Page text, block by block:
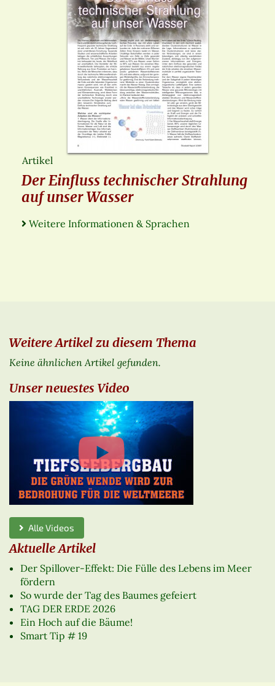
Artikel
Der Einfluss technischer Strahlung
auf unser Wasser
Weitere Informationen & Sprachen
Weitere Artikel zu diesem Thema
Keine ähnlichen Artikel gefunden.
Unser neuestes Video
Alle Videos
Aktuelle Artikel
Der Spillover-Effekt: Die Fülle des Lebens im Meer
fördern
So wurde der Tag des Baumes gefeiert
TAG DER ERDE 2026
Ein Hoch auf die Bäume!
Smart Tip # 19